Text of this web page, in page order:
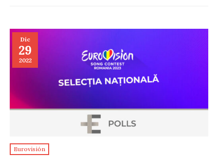
Dic
29
2022
Eurovisión